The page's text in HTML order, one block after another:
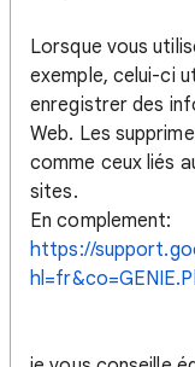
Lorsque vous
exemple, celui-ci
enregistrer des
Web. Les
comme ceux liés
sites.
En complement:
https://